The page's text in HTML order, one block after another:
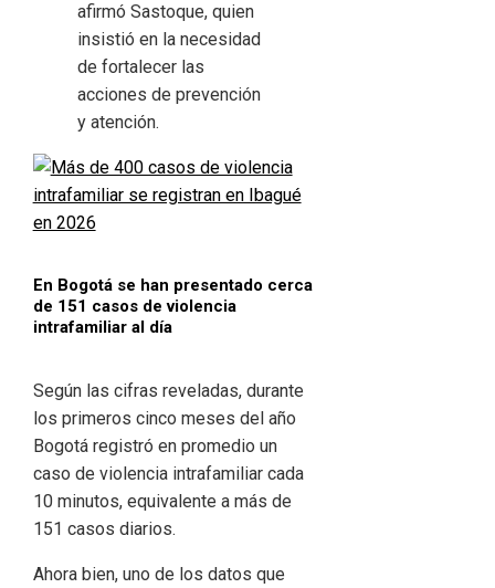
afirmó Sastoque, quien
insistió en la necesidad
de fortalecer las
acciones de prevención
y atención.
En Bogotá se han presentado cerca
de 151 casos de violencia
intrafamiliar al día
Según las cifras reveladas, durante
los primeros cinco meses del año
Bogotá registró en promedio un
caso de violencia intrafamiliar cada
10 minutos, equivalente a más de
151 casos diarios.
Ahora bien, uno de los datos que